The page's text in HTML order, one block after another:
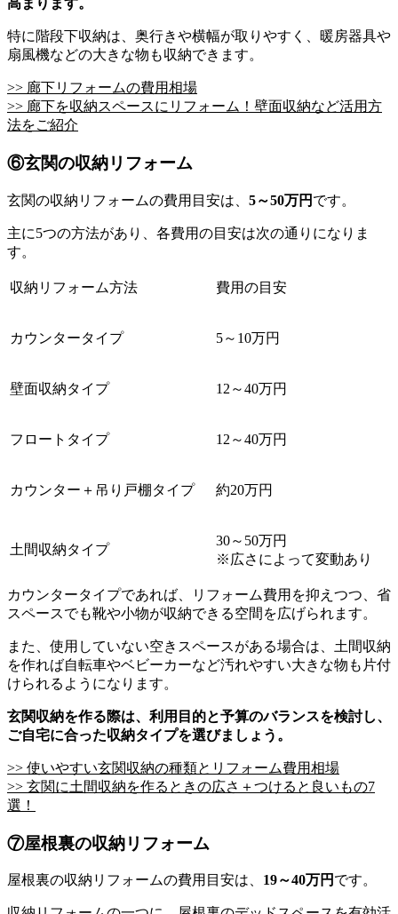
高まります。
特に階段下収納は、奥行きや横幅が取りやすく、暖房器具や
扇風機などの大きな物も収納できます。
>> 廊下リフォームの費用相場
>> 廊下を収納スペースにリフォーム！壁面収納など活用方
法をご紹介
⑥玄関の収納リフォーム
玄関の収納リフォームの費用目安は、 5～50万円 です。
主に5つの方法があり、各費用の目安は次の通りになりま
す。
収納リフォーム方法 費用の目安
カウンタータイプ 5～10万円
壁面収納タイプ 12～40万円
フロートタイプ 12～40万円
カウンター＋吊り戸棚タイプ 約20万円
土間収納タイプ
30～50万円
※広さによって変動あり
カウンタータイプであれば、リフォーム費用を抑えつつ、省
スペースでも靴や小物が収納できる空間を広げられます。
また、使用していない空きスペースがある場合は、土間収納
を作れば自転車やベビーカーなど汚れやすい大きな物も片付
けられるようになります。
玄関収納を作る際は、利用目的と予算のバランスを検討し、
ご自宅に合った収納タイプを選びましょう。
>> 使いやすい玄関収納の種類とリフォーム費用相場
>> 玄関に土間収納を作るときの広さ＋つけると良いもの7
選！
⑦屋根裏の収納リフォーム
屋根裏の収納リフォームの費用目安は、 19～40万円 です。